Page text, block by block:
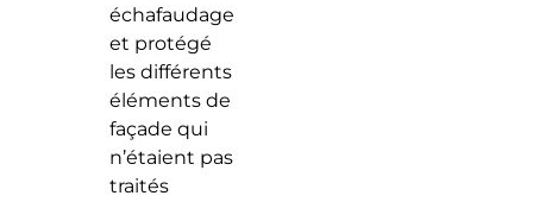
échafaudage
et protégé
les différents
éléments de
façade qui
n’étaient pas
traités